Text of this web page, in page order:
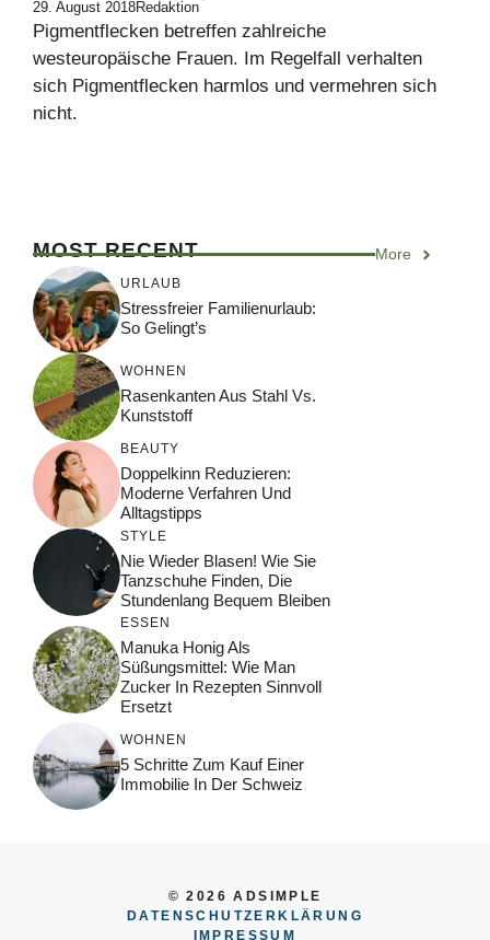
29. August 2018Redaktion
Pigmentflecken betreffen zahlreiche
westeuropäische Frauen. Im Regelfall verhalten
sich Pigmentflecken harmlos und vermehren sich
nicht.
MOST RECENT More
URLAUB
Stressfreier Familienurlaub:
So Gelingt’s
WOHNEN
Rasenkanten Aus Stahl Vs.
Kunststoff
BEAUTY
Doppelkinn Reduzieren:
Moderne Verfahren Und
Alltagstipps
STYLE
Nie Wieder Blasen! Wie Sie
Tanzschuhe Finden, Die
Stundenlang Bequem Bleiben
ESSEN
Manuka Honig Als
Süßungsmittel: Wie Man
Zucker In Rezepten Sinnvoll
Ersetzt
WOHNEN
5 Schritte Zum Kauf Einer
Immobilie In Der Schweiz
© 2026 ADSIMPLE
DATENSCHUTZERKLÄRUNG
IMPRESSUM